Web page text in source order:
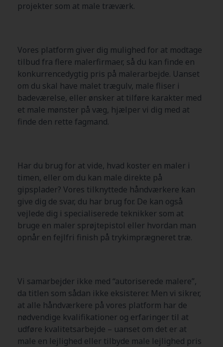
projekter som at male træværk.
Vores platform giver dig mulighed for at modtage
tilbud fra flere malerfirmaer, så du kan finde en
konkurrencedygtig pris på malerarbejde. Uanset
om du skal have malet trægulv, male fliser i
badeværelse, eller ønsker at tilføre karakter med
et male mønster på væg, hjælper vi dig med at
finde den rette fagmand.
Har du brug for at vide, hvad koster en maler i
timen, eller om du kan male direkte på
gipsplader? Vores tilknyttede håndværkere kan
give dig de svar, du har brug for. De kan også
vejlede dig i specialiserede teknikker som at
bruge en maler sprøjtepistol eller hvordan man
opnår en fejlfri finish på trykimprægneret træ.
Vi samarbejder ikke med “autoriserede malere”,
da titlen som sådan ikke eksisterer. Men vi sikrer,
at alle håndværkere på vores platform har de
nødvendige kvalifikationer og erfaringer til at
udføre kvalitetsarbejde – uanset om det er at
male en lejlighed eller tilbyde male lejlighed pris